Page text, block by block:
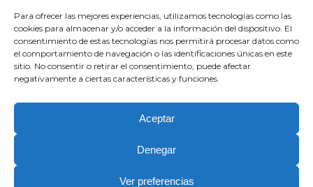
Para ofrecer las mejores experiencias, utilizamos tecnologías como las
cookies para almacenar y/o acceder a la información del dispositivo. El
consentimiento de estas tecnologías nos permitirá procesar datos como
el comportamiento de navegación o las identificaciones únicas en este
sitio. No consentir o retirar el consentimiento, puede afectar
negativamente a ciertas características y funciones.
Aceptar
Denegar
Ver preferencias